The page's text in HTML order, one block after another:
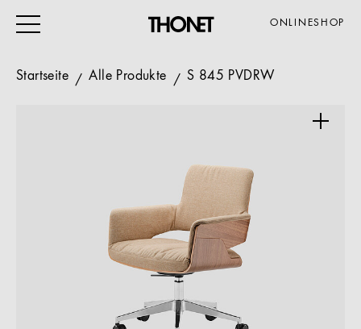
ONLINESHOP
VERANSTALTUNG
GASTRO & HOTEL
ALLE PRODUKTE
Startseite Alle Produkte S 845 PVDRW